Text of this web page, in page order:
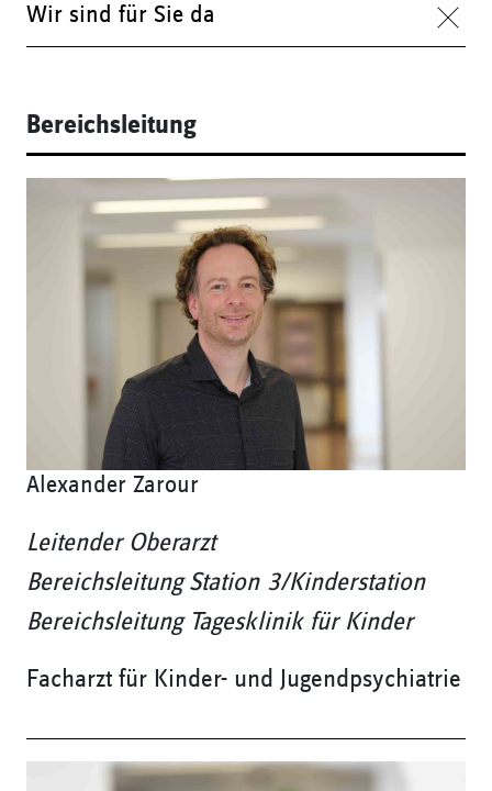
Wir sind für Sie da
Bereichsleitung
Alexander Zarour
Leitender Oberarzt
Bereichsleitung Station 3/Kinderstation
Bereichsleitung Tagesklinik für Kinder
Facharzt für Kinder- und Jugendpsychiatrie